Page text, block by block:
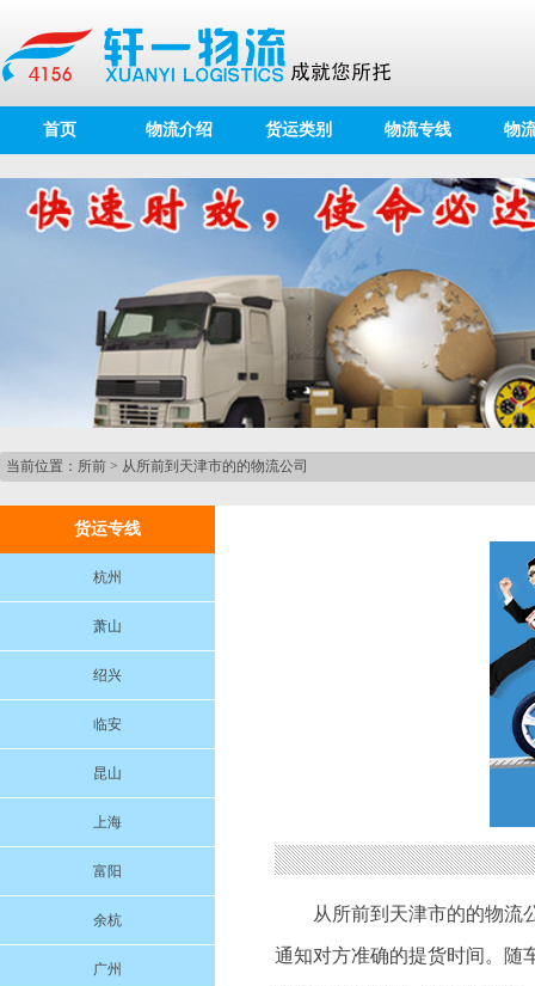
首页 物流介绍 货运类别 物流专线 物
当前位置： 所前 > 从所前到天津市的的物流公司
货运专线
杭州
萧山
绍兴
临安
昆山
上海
富阳
余杭
广州
从所前到天津市的的物流
通知对方准确的提货时间。随